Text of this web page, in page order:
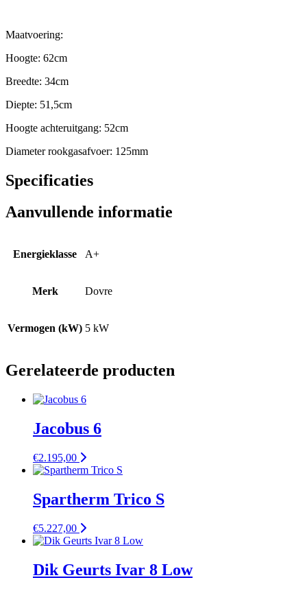
Maatvoering:
Hoogte: 62cm
Breedte: 34cm
Diepte: 51,5cm
Hoogte achteruitgang: 52cm
Diameter rookgasafvoer: 125mm
Specificaties
Aanvullende informatie
Energieklasse A+
Merk Dovre
Vermogen (kW) 5 kW
Gerelateerde producten
Jacobus 6
€2.195,00
Spartherm Trico S
€5.227,00
Dik Geurts Ivar 8 Low